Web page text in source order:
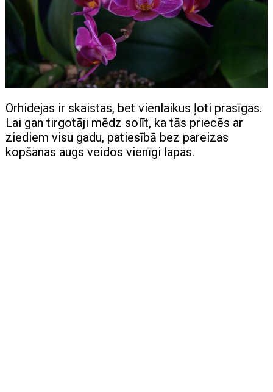
Orhidejas ir skaistas, bet vienlaikus ļoti prasīgas.
Lai gan tirgotāji mēdz solīt, ka tās priecēs ar
ziediem visu gadu, patiesībā bez pareizas
kopšanas augs veidos vienīgi lapas.